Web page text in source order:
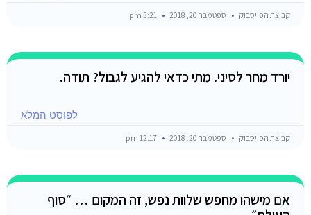
קבוצת הפייסבוק ספטמבר 20, 2018
יורד מחר לסיני. מתי כדאי להגיע לגבול? תודה.
לפוסט המלא
קבוצת הפייסבוק ספטמבר 20, 2018
אם מישהו מחפש שלוות נפש, זה המקום … ״סוף